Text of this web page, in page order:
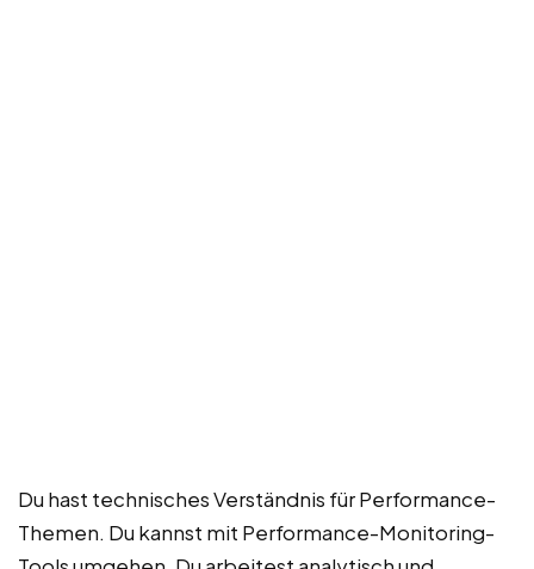
Du hast technisches Verständnis für Performance-
Themen. Du kannst mit Performance-Monitoring-